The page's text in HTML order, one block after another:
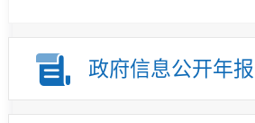
政府信息公开年报